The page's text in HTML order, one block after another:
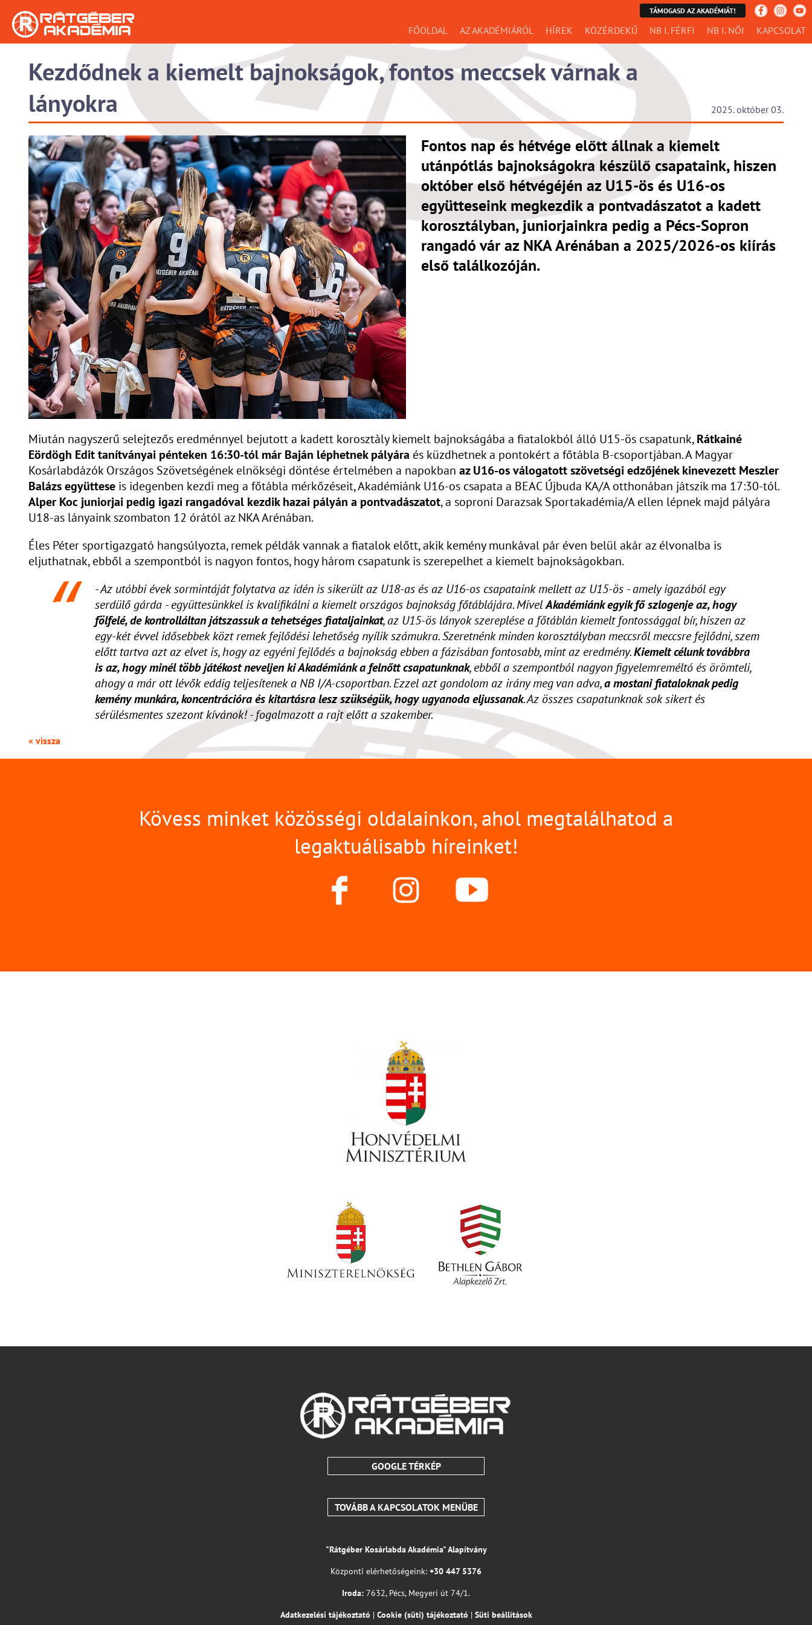
TÁMOGASD AZ AKADÉMIÁT!
FŐOLDAL AZ AKADÉMIÁRÓL HÍREK KÖZÉRDEKŰ NB I. FÉRFI NB I. NŐI KAPCSOLAT
Kezdődnek a kiemelt bajnokságok, fontos meccsek várnak a
lányokra
2025. október 03.
Fontos nap és hétvége előtt állnak a kiemelt
utánpótlás bajnokságokra készülő csapataink, hiszen
október első hétvégéjén az U15-ös és U16-os
együtteseink megkezdik a pontvadászatot a kadett
korosztályban, juniorjainkra pedig a Pécs-Sopron
rangadó vár az NKA Arénában a 2025/2026-os kiírás
első találkozóján.
Miután nagyszerű selejtezős eredménnyel bejutott a kadett korosztàly kiemelt bajnokságába a fiatalokból álló U15-ös csapatunk,Rátkainé
Eördögh Edit tanítványai pénteken 16:30-tól már Baján léphetnek pályára és küzdhetnek a pontokért a főtábla B-csoportjában. A Magyar
Kosárlabdázók Országos Szövetségének elnökségi döntése értelmében a napokban az U16-os válogatott szövetségi edzőjének kinevezett Meszler
Balázs együttese is idegenben kezdi meg a főtábla mérkőzéseit, Akadémiánk U16-os csapata a BEAC Újbuda KA/A otthonában játszik ma 17:30-tól.
Alper Koc juniorjai pedig igazi rangadóval kezdik hazai pályán a pontvadászatot, a soproni Darazsak Sportakadémia/A ellen lépnek majd pályára
U18-as lányaink szombaton 12 órától az NKA Arénában.
Éles Péter sportigazgató hangsúlyozta, remek példák vannak a fiatalok előtt, akik kemény munkával pár éven belül akár az élvonalba is
eljuthatnak, ebből a szempontból is nagyon fontos, hogy három csapatunk is szerepelhet a kiemelt bajnokságokban.
- Az utóbbi évek sormintáját folytatva az idén is sikerült az U18-as és az U16-os csapataink mellett az U15-ös - amely igazából egy
serdülő gárda - együttesünkkel is kvalifikálni a kiemelt országos bajnokság főtáblájára. MivelAkadémiánk egyik fő szlogenje az, hogy
fölfelé, de kontrolláltan játszassuk a tehetséges fiataljainkat, az U15-ös lányok szereplése a főtáblán kiemelt fontossággal bír, hiszen az
egy-két évvel idősebbek közt remek fejlődési lehetőség nyílik számukra. Szeretnénk minden korosztályban meccsről meccsre fejlődni, szem
előtt tartva azt az elvet is, hogy az egyéni fejlődés a bajnokság ebben a fázisában fontosabb, mint az eredmény.Kiemelt célunk továbbra
is az, hogy minél több játékost neveljen ki Akadémiánk a felnőtt csapatunknak, ebből a szempontból nagyon figyelemreméltó és örömteli,
ahogy a már ott lévők eddig teljesítenek a NB I/A-csoportban. Ezzel azt gondolom az irány meg van adva,a mostani fiataloknak pedig
kemény munkára, koncentrációra és kitartásra lesz szükségük, hogy ugyanoda eljussanak. Az összes csapatunknak sok sikert és
sérülésmentes szezont kívánok! - fogalmazott a rajt előtt a szakember.
« vissza
Kövess minket közösségi oldalainkon, ahol megtalálhatod a
legaktuálisabb híreinket!
GOOGLE TÉRKÉP
TOVÁBB A KAPCSOLATOK MENÜBE
"Rátgéber Kosárlabda Akadémia" Alapítvány
Központi elérhetőségeink: +30 447 5376
Iroda: 7632, Pécs, Megyeri út 74/1.
Adatkezelési tájékoztató | Cookie (süti) tájékoztató | Süti beállítások